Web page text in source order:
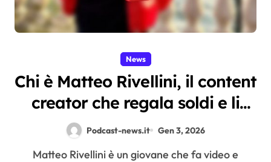
News
Chi è Matteo Rivellini, il content
creator che regala soldi e li
recupera (?) giocando
d’azzardo
Podcast-news.it Gen 3, 2026
Matteo Rivellini è un giovane che fa video e